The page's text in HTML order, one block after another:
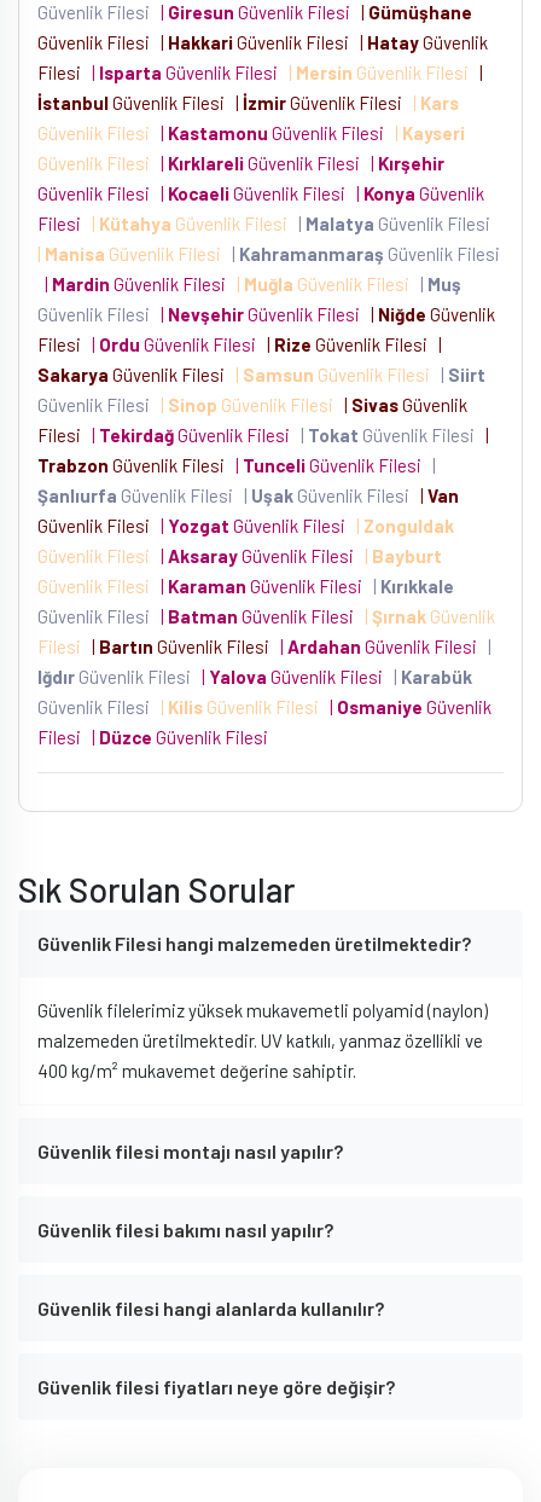
Güvenlik Filesi | Giresun Güvenlik Filesi | Gümüşhane
Güvenlik Filesi | HakkariGüvenlik Filesi | HatayGüvenlik
Filesi | Isparta Güvenlik Filesi | Mersin Güvenlik Filesi |
İstanbulGüvenlik Filesi | İzmirGüvenlik Filesi | Kars
Güvenlik Filesi | Kastamonu Güvenlik Filesi | Kayseri
Güvenlik Filesi | KırklareliGüvenlik Filesi | Kırşehir
Güvenlik Filesi | KocaeliGüvenlik Filesi | Konya Güvenlik
Filesi
| Kütahya Güvenlik Filesi | Malatya Güvenlik Filesi
| Manisa Güvenlik Filesi | Kahramanmaraş Güvenlik Filesi
| Mardin Güvenlik Filesi | Muğla Güvenlik Filesi | Muş
Güvenlik Filesi | NevşehirGüvenlik Filesi | Niğde Güvenlik
Filesi | Ordu Güvenlik Filesi | Rize Güvenlik Filesi |
Sakarya Güvenlik Filesi | Samsun Güvenlik Filesi | Siirt
Güvenlik Filesi
| Sinop Güvenlik Filesi | SivasGüvenlik
Filesi | TekirdağGüvenlik Filesi | Tokat Güvenlik Filesi |
Trabzon Güvenlik Filesi | TunceliGüvenlik Filesi
|
Şanlıurfa Güvenlik Filesi | Uşak Güvenlik Filesi | Van
Güvenlik Filesi | Yozgat Güvenlik Filesi | Zonguldak
Güvenlik Filesi | AksarayGüvenlik Filesi | Bayburt
Güvenlik Filesi | Karaman Güvenlik Filesi | Kırıkkale
Güvenlik Filesi | Batman Güvenlik Filesi | Şırnak Güvenlik
Filesi | Bartın Güvenlik Filesi | Ardahan Güvenlik Filesi
|
Iğdır Güvenlik Filesi | Yalova Güvenlik Filesi | Karabük
Güvenlik Filesi
| Kilis Güvenlik Filesi | Osmaniye Güvenlik
Filesi | Düzce Güvenlik Filesi
Sık Sorulan Sorular
Güvenlik Filesi hangi malzemeden üretilmektedir?
Güvenlik filelerimiz yüksek mukavemetli polyamid (naylon)
malzemeden üretilmektedir. UV katkılı, yanmaz özellikli ve
400 kg/m² mukavemet değerine sahiptir.
Güvenlik filesi montajı nasıl yapılır?
Güvenlik filesi bakımı nasıl yapılır?
Güvenlik filesi hangi alanlarda kullanılır?
Güvenlik filesi fiyatları neye göre değişir?